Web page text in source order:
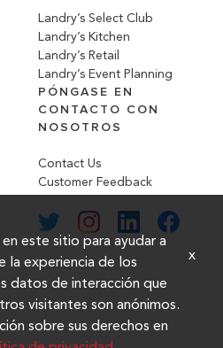
Landry’s Select Club
Landry’s Kitchen
Landry’s Retail
Landry’s Event Planning
PÓNGASE EN
CONTACTO CON
NOSOTROS
Contact Us
Customer Feedback
este sitio para ayudar a
la experiencia de los
datos de interacción que
visitantes son anónimos.
sobre sus derechos en
x